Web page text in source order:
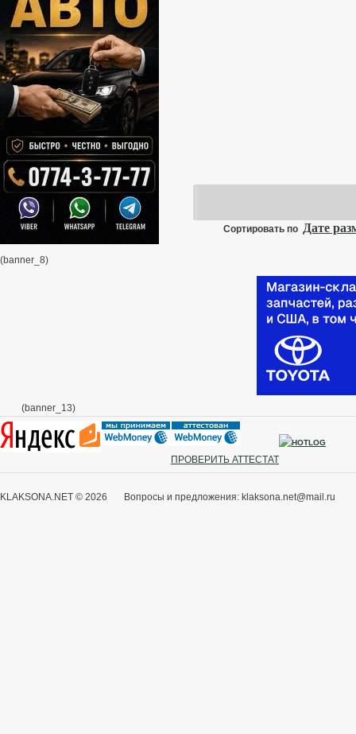
(banner_8)
Сортировать по Дате
(banner_13)
ПРОВЕРИТЬ АТТЕСТАТ
KLAKSONA.NET © 2026 Вопросы и предложения: klaksona.net@mail.ru